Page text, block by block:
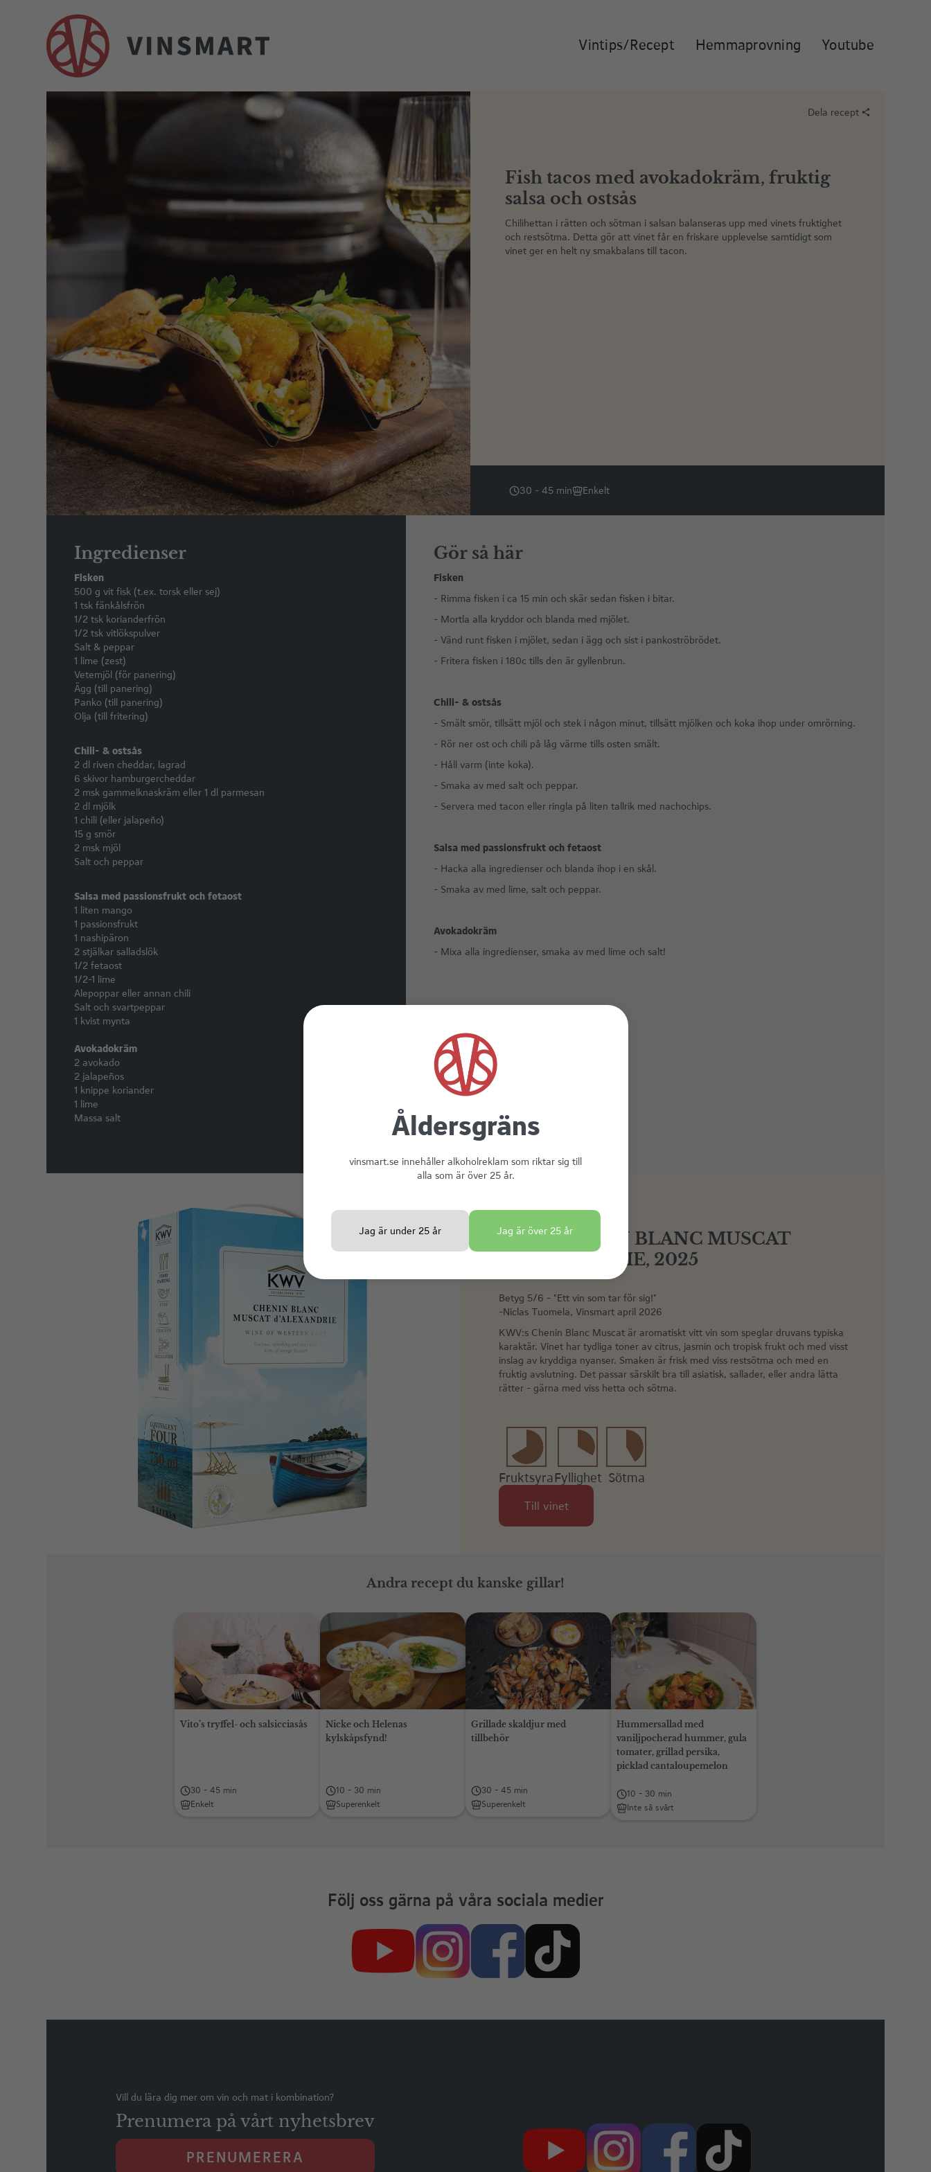
Åldersgräns
vinsmart.se innehåller alkoholreklam som riktar sig till
alla som är över 25 år.
Jag är under 25 år Jag är över 25 år
Vintips/Recept Hemmaprovning Youtube
Dela recept share
Fish tacos med avokadokräm, fruktig
salsa och ostsås
Chilihettan i rätten och sötman i salsan balanseras upp med vinets fruktighet
och restsötma. Detta gör att vinet får en friskare upplevelse samtidigt som
vinet ger en helt ny smakbalans till tacon.
30 - 45 min Enkelt
Ingredienser
Fisken
500 g vit fisk (t.ex. torsk eller sej)
1 tsk fänkålsfrön
1/2 tsk korianderfrön
1/2 tsk vitlökspulver
Salt & peppar
1 lime (zest)
Vetemjöl (för panering)
Ägg (till panering)
Panko (till panering)
Olja (till fritering)
Chili- & ostsås
2 dl riven cheddar, lagrad
6 skivor hamburgercheddar
2 msk gammelknaskräm eller 1 dl parmesan
2 dl mjölk
1 chili (eller jalapeño)
15 g smör
2 msk mjöl
Salt och peppar
Salsa med passionsfrukt och fetaost
1 liten mango
1 passionsfrukt
1 nashipäron
2 stjälkar salladslök
1/2 fetaost
1/2-1 lime
Alepoppar eller annan chili
Salt och svartpeppar
1 kvist mynta
Avokadokräm
2 avokado
2 jalapeños
1 knippe koriander
1 lime
Massa salt
Gör så här
Fisken
- Rimma fisken i ca 15 min och skär sedan fisken i bitar.
- Mortla alla kryddor och blanda med mjölet.
- Vänd runt fisken i mjölet, sedan i ägg och sist i pankoströbrödet.
- Fritera fisken i 180c tills den är gyllenbrun.
Chili- & ostsås
- Smält smör, tillsätt mjöl och stek i någon minut, tillsätt mjölken och koka ihop under omrörning.
- Rör ner ost och chili på låg värme tills osten smält.
- Håll varm (inte koka).
- Smaka av med salt och peppar.
- Servera med tacon eller ringla på liten tallrik med nachochips.
Salsa med passionsfrukt och fetaost
- Hacka alla ingredienser och blanda ihop i en skål.
- Smaka av med lime, salt och peppar.
Avokadokräm
- Mixa alla ingredienser, smaka av med lime och salt!
Vinmatchning
KWV CHENIN BLANC MUSCAT
D'ALEXANDRIE, 2025
Betyg 5/6 - "Ett vin som tar för sig!"
-Niclas Tuomela, Vinsmart april 2026
KWV:s Chenin Blanc Muscat är aromatiskt vitt vin som speglar druvans typiska
karaktär. Vinet har tydliga toner av citrus, jasmin och tropisk frukt och med visst
inslag av kryddiga nyanser. Smaken är frisk med viss restsötma och med en
fruktig avslutning. Det passar särskilt bra till asiatisk, sallader, eller andra lätta
rätter - gärna med viss hetta och sötma.
FruktsyraFyllighet Sötma
Till vinet
Andra recept du kanske gillar!
Vito’s tryffel- och salsicciasås
30 - 45 min
Enkelt
Nicke och Helenas
kylskåpsfynd!
10 - 30 min
Superenkelt
Grillade skaldjur med
tillbehör
30 - 45 min
Superenkelt
Hummersallad med
vaniljpocherad hummer, gula
tomater, grillad persika,
picklad cantaloupemelon
10 - 30 min
Inte så svårt
Följ oss gärna på våra sociala medier
Vill du lära dig mer om vin och mat i kombination?
Prenumera på vårt nyhetsbrev
PRENUMERERA